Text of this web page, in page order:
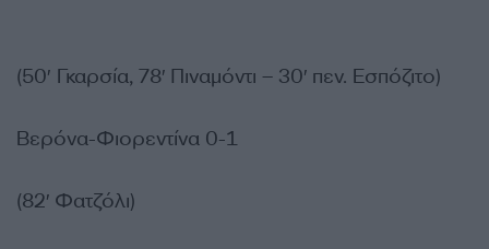
(50′ Γκαρσία, 78′ Πιναμόντι – 30′ πεν. Εσπόζιτο)
Βερόνα-Φιορεντίνα 0-1
(82′ Φατζόλι)